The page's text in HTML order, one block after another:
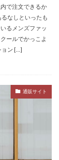
で注文できるか
なしといったも
るメンズファッ
ールでかっこよ
ョン […]
通販サイト